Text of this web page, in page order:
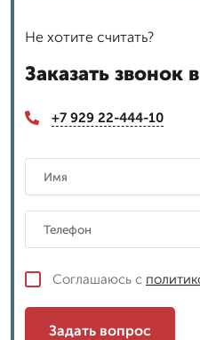
Не хотите считать?
Заказать звонок
+7 929 22-444-10
Соглашаюсь с
Задать вопрос